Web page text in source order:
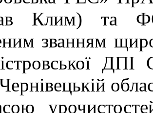
Клим) та
званням
ДПІ